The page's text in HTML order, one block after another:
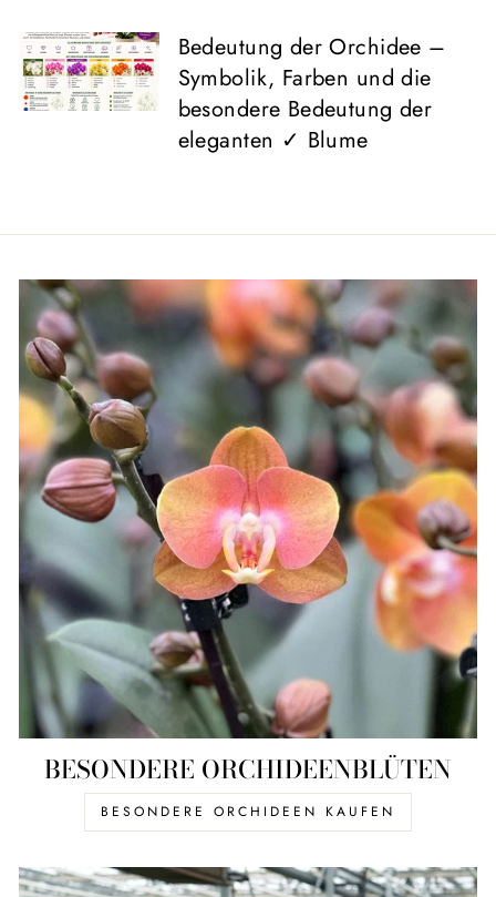
Bedeutung der Orchidee –
Symbolik, Farben und die
besondere Bedeutung der
eleganten ✓ Blume
BESONDERE ORCHIDEENBLÜTEN
BESONDERE ORCHIDEEN KAUFEN